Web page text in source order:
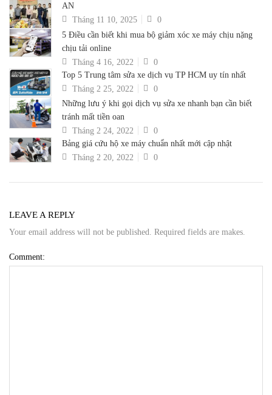
AN
Tháng 11 10, 2025
0
5 Điều cần biết khi mua bộ giảm xóc xe máy chịu nặng
chịu tải online
Tháng 4 16, 2022
0
Top 5 Trung tâm sửa xe dịch vụ TP HCM uy tín nhất
Tháng 2 25, 2022
0
Những lưu ý khi gọi dịch vụ sửa xe nhanh bạn cần biết
tránh mất tiền oan
Tháng 2 24, 2022
0
Bảng giá cứu hộ xe máy chuẩn nhất mới cập nhật
Tháng 2 20, 2022
0
LEAVE A REPLY
Your email address will not be published. Required fields are makes.
Comment: